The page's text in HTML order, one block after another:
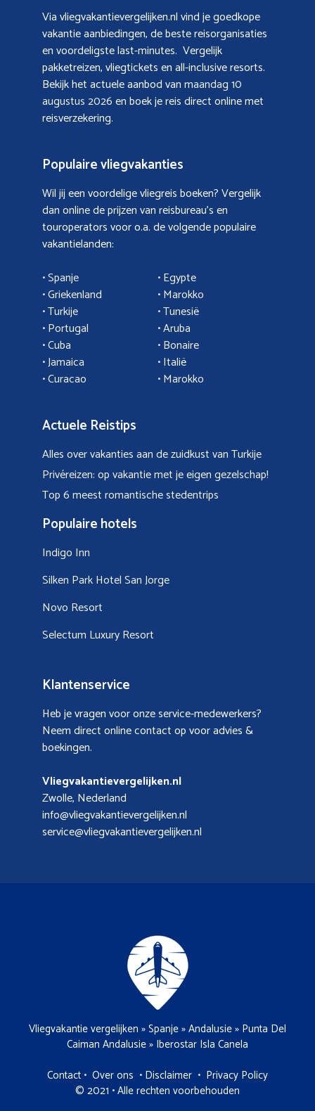
Via vliegvakantievergelijken.nl vind je goedkope
vakantie aanbiedingen, de beste reisorganisaties
en voordeligste last-minutes. Vergelijk
pakketreizen, vliegtickets en all-inclusive resorts.
Bekijk het actuele aanbod vanmaandag 10
augustus 2026en boek je reis direct online met
reisverzekering.
Populaire vliegvakanties
Wil jij een voordelige vliegreis boeken? Vergelijk
dan online de prijzen van reisbureau’s en
touroperators voor o.a. de volgende populaire
vakantielanden:
• Spanje
• Griekenland
• Turkije
•Portugal
•Cuba
•Jamaica
• Curacao
• Egypte
•Marokko
• Tunesië
•Aruba
• Bonaire
•Italië
•Marokko
Actuele Reistips
Alles over vakanties aan de zuidkust van Turkije
Privéreizen: op vakantie met je eigen gezelschap!
Top 6 meest romantische stedentrips
Populaire hotels
Indigo Inn
Silken Park Hotel San Jorge
Novo Resort
Selectum Luxury Resort
Klantenservice
Heb je vragen voor onze service-medewerkers?
Neem direct online contact op voor advies &
boekingen.
Vliegvakantievergelijken.nl
Zwolle, Nederland
info@vliegvakantievergelijken.nl
service@vliegvakantievergelijken.nl
Vliegvakantie vergelijken »Spanje»Andalusie» Punta Del
Caiman Andalusie» Iberostar Isla Canela
Contact • Over ons • Disclaimer • Privacy Policy
© 2021 • Alle rechten voorbehouden